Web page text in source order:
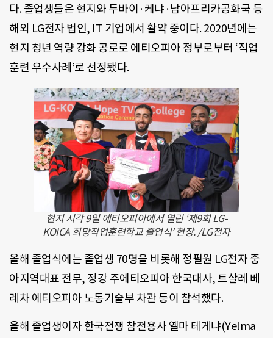
다. 졸업생들은 현지와 두바이·케냐·남아프리카공화국 등
해외 LG전자 법인, IT 기업에서 활약 중이다. 2020년에는
현지 청년 역량 강화 공로로 에티오피아 정부로부터 ‘직업
훈련 우수사례’로 선정됐다.
현지 시각 9일 에티오피아에서 열린 ‘제9회 LG-
KOICA 희망직업훈련학교 졸업식’ 현장. /LG전자
올해 졸업식에는 졸업생 70명을 비롯해 정필원 LG전자 중
아지역대표 전무, 정강 주에티오피아 한국대사, 트샬레 베
레차 에티오피아 노동기술부 차관 등이 참석했다.
올해 졸업생이자 한국전쟁 참전용사 옐마 테게냐(Yelma